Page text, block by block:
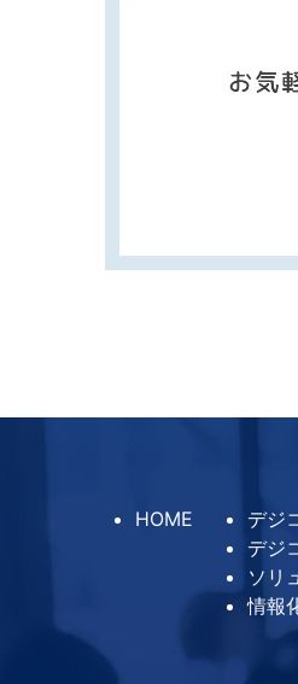
HOME
デジ
デジ
ソリ
情報